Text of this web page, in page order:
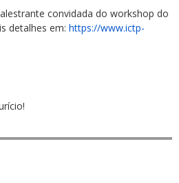
convidada do workshop do
detalhes em: https://www.ictp-